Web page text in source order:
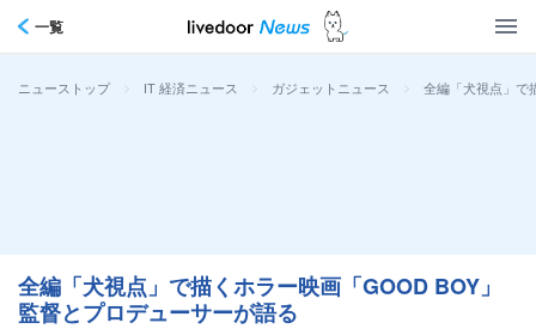
一覧
ニューストップ > IT 経済ニュース > ガジェットニュース > 全編「犬視点」で
全編「犬視点」で描くホラー映画「GOOD BOY」
監督とプロデューサーが語る